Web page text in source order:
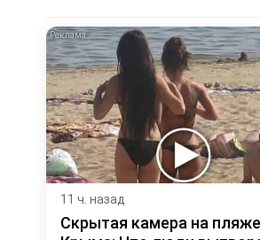
11 ч. назад
Скрытая камера на пляже